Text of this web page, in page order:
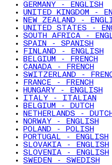
GERMANY - ENGLISH
UNITED KINGDOM -
NEW ZEALAND -
UNITED STATES -
SOUTH AFRICA -
SPAIN - SPANISH
FINLAND - ENGLISH
BELGIUM - FRENCH
CANADA - FRENCH
SWITZERLAND -
FRANCE - FRENCH
HUNGARY - ENGLISH
ITALY - ITALIAN
BELGIUM - DUTCH
NETHERLANDS - DUTCH
NORWAY - ENGLISH
POLAND - POLISH
PORTUGAL - ENGLISH
SLOVAKIA - ENGLISH
SLOVENIA - ENGLISH
SWEDEN - SWEDISH